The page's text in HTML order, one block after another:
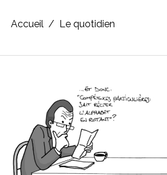
Accueil Le quotidien